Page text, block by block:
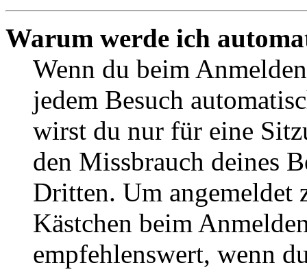
Warum werde ich
Wenn du beim
jedem Besuch
wirst du nur für eine
den Missbrauch deines
Dritten. Um angemeldet
Kästchen beim
empfehlenswert, wenn